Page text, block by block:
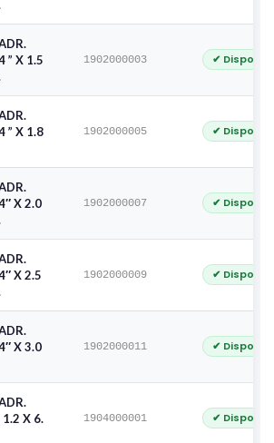
” X 1.5
1902000003 ✔
” X 1.8
1902000005 ✔
X 2.0
1902000007 ✔
X 2.5
1902000009 ✔
X 3.0
1902000011 ✔
1.2 X 6.
1904000001 ✔